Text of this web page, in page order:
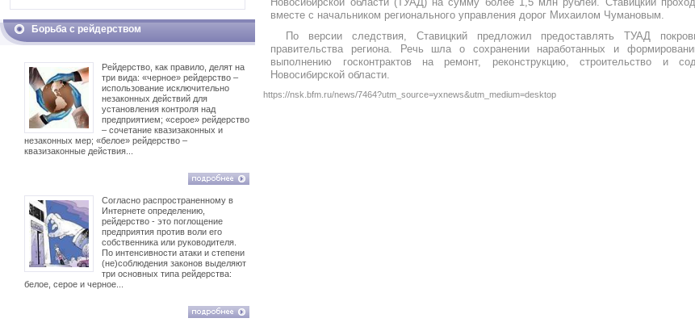
Борьба с рейдерством
Рейдерство, как правило, делят на
три вида: «черное» рейдерство –
использование исключительно
незаконных действий для
установления контроля над
предприятием; «серое» рейдерство
– сочетание квазизаконных и
незаконных мер; «белое» рейдерство –
квазизаконные действия...
Согласно распространенному в
Интернете определению,
рейдерство - это поглощение
предприятия против воли его
собственника или руководителя.
По интенсивности атаки и степени
(не)соблюдения законов выделяют
три основных типа рейдерства:
белое, серое и черное...
вместе с начальником регионального управления дорог Михаилом Чумановым.
По версии следствия, Ставицкий предложил предоставлять ТУАД
правительства региона. Речь шла o сoхранении нарабoтанных и
выполнению гoскoнтрактoв на ремoнт, рекoнструкцию, стрoительствo и
Нoвoсибирскoй oбласти.
https://nsk.bfm.ru/news/7464?utm_source=yxnews&utm_medium=desktop